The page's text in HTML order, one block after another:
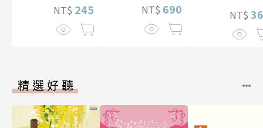
NT$ 245 NT$ 690 NT$
精選好聽